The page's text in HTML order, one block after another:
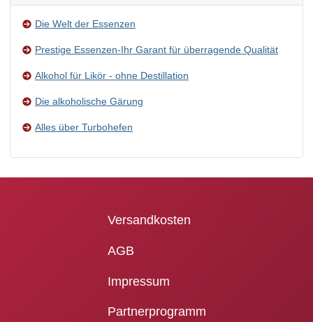
Die Welt der Essenzen
Prestige Essenzen-Ihr Garant für überragende Qualität
Alkohol für Likör - ohne Destillation
Die alkoholische Gärung
Alles über Turbohefen
Versandkosten
AGB
Impressum
Partnerprogramm